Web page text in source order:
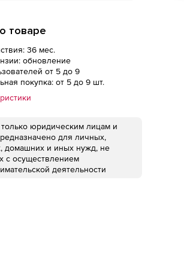
товаре
36 мес.
обновление
от 5 до 9
покупка: от 5 до 9 шт.
юридическим лицам и
для личных,
домашних и иных нужд, не
с осуществлением
деятельности